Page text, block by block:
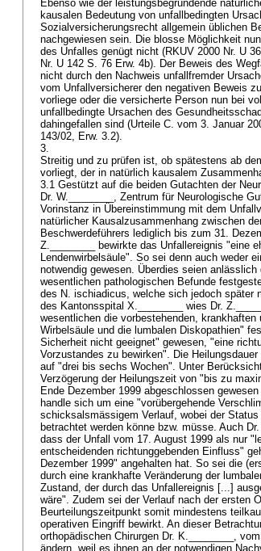
Ebenso wie der leistungsbegründende
kausalen Bedeutung von unfallbedingten
Sozialversicherungsrecht allgemein üblichen
nachgewiesen sein. Die blosse Möglichkeit
des Unfalles genügt nicht (RKUV 2000 Nr. U
Nr. U 142 S. 76 Erw. 4b). Der Beweis des
nicht durch den Nachweis unfallfremder
vom Unfallversicherer den negativen Beweis
vorliege oder die versicherte Person nun bei
unfallbedingte Ursachen des
dahingefallen sind (Urteile C. vom 3. Januar
143/02, Erw. 3.2).
3.
Streitig und zu prüfen ist, ob spätestens ab
vorliegt, der in natürlich kausalem
3.1 Gestützt auf die beiden Gutachten der
Dr. W.________, Zentrum für Neurologische
Vorinstanz in Übereinstimmung mit dem
natürlicher Kausalzusammenhang zwischen
Beschwerdeführers lediglich bis zum 31.
Z.________ bewirkte das Unfallereignis "eine
Lendenwirbelsäule". So sei denn auch weder
notwendig gewesen. Überdies seien
wesentlichen pathologischen Befunde
des N. ischiadicus, welche sich jedoch später
des Kantonsspital X.________ wies Dr.
wesentlichen die vorbestehenden,
Wirbelsäule und die lumbalen Diskopathien"
Sicherheit nicht geeignet" gewesen, "eine
Vorzustandes zu bewirken". Die
auf "drei bis sechs Wochen". Unter
Verzögerung der Heilungszeit von "bis zu
Ende Dezember 1999 abgeschlossen
handle sich um eine "vorübergehende
schicksalsmässigem Verlauf, wobei der
betrachtet werden könne bzw. müsse. Auch
dass der Unfall vom 17. August 1999 als nur
entscheidenden richtunggebenden Einfluss"
Dezember 1999" angehalten hat. So sei die
durch eine krankhafte Veränderung der
Zustand, der durch das Unfallereignis [...]
wäre". Zudem sei der Verlauf nach der ersten
Beurteilungszeitpunkt somit mindestens
operativen Eingriff bewirkt. An dieser
orthopädischen Chirurgen Dr. K.________,
ändern, weil es ihnen an der notwendigen